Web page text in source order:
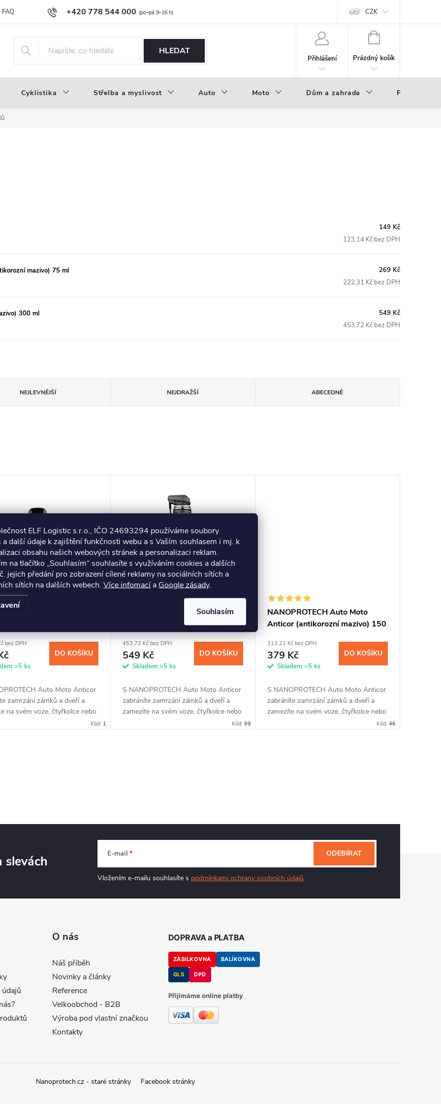
ELF Logistic s.r.o., IČO 24693294 používáme soubory
a další údaje k zajištění funkčnosti webu a s Vaším souhlasem i mj. k
obsahu našich webových stránek a personalizaci reklam.
na tlačítko „Souhlasím“ souhlasíte s využíváním cookies a dalších
jejich předání pro zobrazení cílené reklamy na sociálních sítích a
sítích na dalších webech. Více infomacíaGoogle zásady.
Souhlasím
+420 778 544 000
info@inproducts.cz
FAQ Novinky Náš příběh Průvodce materiály CZK
HLEDAT
Přihlášení
NÁKUPNÍ
Prázdný košík
Cyklistika Střelba a myslivost Auto Moto Dům a zahrada
149 Kč
123,14 Kč bez DPH
mazivo) 75 ml
269 Kč
222,31 Kč bez DPH
300 ml
549 Kč
453,72 Kč bez DPH
NEJLEVNĚJŠÍ NEJDRAŽŠÍ ABECEDNĚ
bez DPH
>5 ks
DO KOŠÍKU
Auto Moto Anticor
zamrzání zámků a dveří a
na svém voze, čtyřkolce nebo
Kód: 1
NANOPROTECH Anticor
(antikorozní mazivo) 300 ml
453,72 Kč bez DPH
549 Kč
Skladem >5 ks
DO KOŠÍKU
S NANOPROTECH Auto Moto Anticor
zabráníte zamrzání zámků a dveří a
zamezíte na svém voze, čtyřkolce nebo
motorce vzniku koroze. NanočásticeKód: 99
NANOPROTECH Auto Moto
Anticor (antikorozní mazivo) 150
313,22 Kč bez DPH
379 Kč
Skladem >5 ks
DO KOŠÍKU
S NANOPROTECH Auto Moto Anticor
zabráníte zamrzání zámků a dveří a
zamezíte na svém voze, čtyřkolce nebo
motorce vzniku koroze. NanočásticeKód: 46
slevách E-mail
Vložením e-mailu souhlasíte s podmínkami ochrany osobních údajů
ODEBÍRAT
O nás
Náš příběh
Novinky a články
Reference
Velkoobchod - B2B
Výroba pod vlastní značkou
Kontakty
DOPRAVA a PLATBA
ZÁSILKOVNA BALÍKOVNA
GLS DPD
Přijímáme online platby
Nanoprotech.cz - staré stránky Facebook stránky